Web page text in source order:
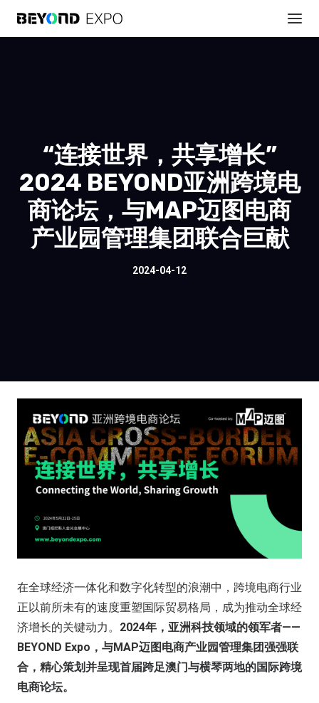
“连接世界，共享增长”
2024 BEYOND亚洲跨境电
商论坛，与MAP迈图电商
产业园管理集团联合巨献
2024-04-12
在全球经济一体化和数字化转型的浪潮中，跨境电商行业
正以前所未有的速度重塑国际贸易格局，成为推动全球经
济增长的关键动力。 2024年，亚洲科技领域的领军者——
BEYOND Expo，与MAP迈图电商产业园管理集团强强联
合，精心策划并呈现首届跨足澳门与横琴两地的国际跨境
电商论坛。